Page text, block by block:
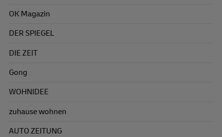
OK Magazin
DER SPIEGEL
DIE ZEIT
Gong
WOHNIDEE
zuhause wohnen
AUTO ZEITUNG